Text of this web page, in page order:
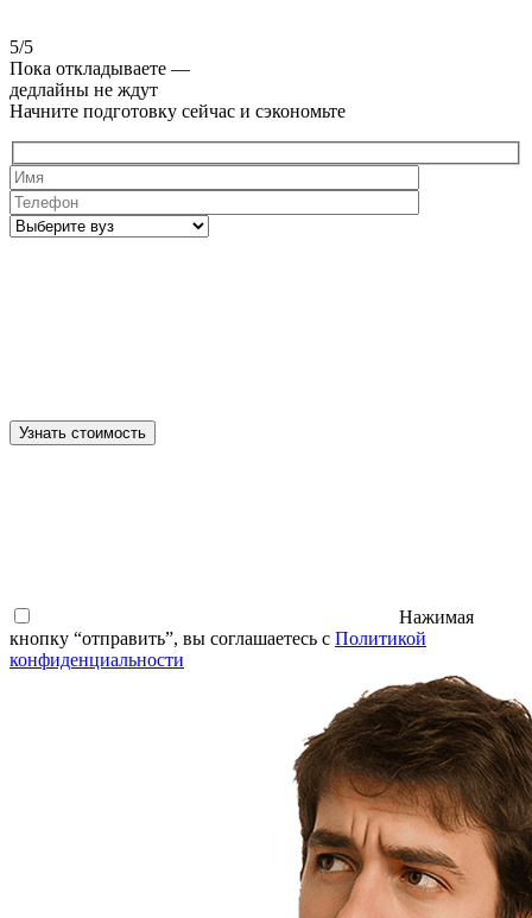
5/5
Пока откладываете —
дедлайны не ждут
Начните подготовку сейчас и сэкономьте
Узнать стоимость
Нажимая
кнопку “отправить”, вы соглашаетесь с Политикой
конфиденциальности